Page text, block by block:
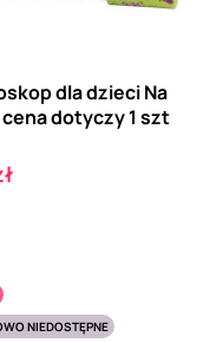
dla dzieci Na
cena dotyczy 1 szt
NIEDOSTĘPNE